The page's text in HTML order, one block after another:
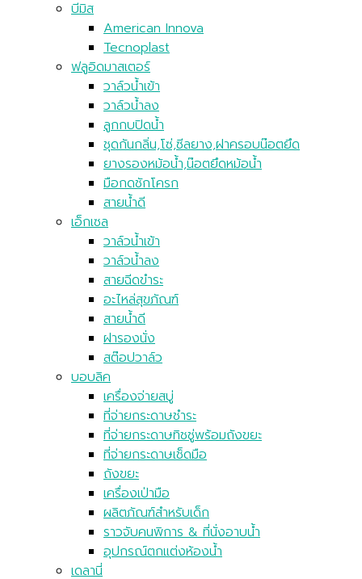
บีมิส
American Innova
Tecnoplast
ฟลูอิดมาสเตอร์
วาล์วน้ำเข้า
วาล์วน้ำลง
ลูกกบปิดน้ำ
ชุดกันกลิ่น,โซ่,ซีลยาง,ฝาครอบน๊อตยึด
ยางรองหม้อน้ำ,น๊อตยึดหม้อน้ำ
มือกดชักโครก
สายน้ำดี
เอ็กเซล
วาล์วน้ำเข้า
วาล์วน้ำลง
สายฉีดขำระ
อะไหล่สุขภัณฑ์
สายน้ำดี
ฝารองนั่ง
สต๊อปวาล์ว
บอบลิค
เครื่องจ่ายสบู่
ที่จ่ายกระดาษชำระ
ที่จ่ายกระดาษทิชชู่พร้อมถังขยะ
ที่จ่ายกระดาษเช็ดมือ
ถังขยะ
เครื่องเป่ามือ
ผลิตภัณฑ์สำหรับเด็ก
ราวจับคนพิการ & ที่นั่งอาบน้ำ